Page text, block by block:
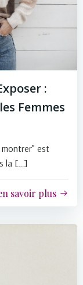
:
Femmes
est
la […]
savoir plus